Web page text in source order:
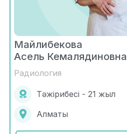
Майлибекова
Асель Кемалядиновна
Радиология
Тәжірибесі - 21 жыл
Алматы